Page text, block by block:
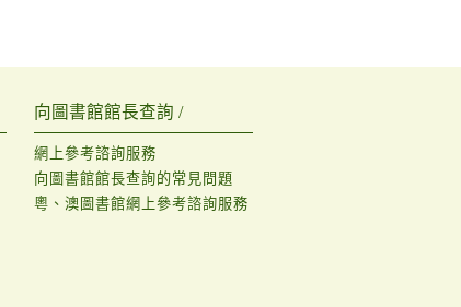
向圖書館館長查詢 /
網上參考諮詢服務
向圖書館館長查詢的常見問題
粵、澳圖書館網上參考諮詢服務